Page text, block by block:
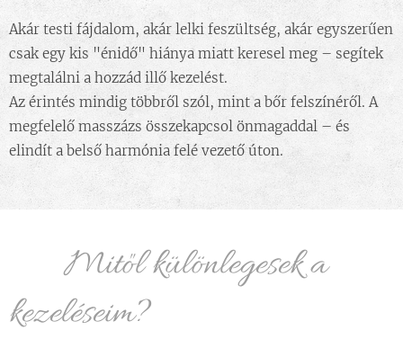
Akár testi fájdalom, akár lelki feszültség, akár egyszerűen
csak egy kis "énidő" hiánya miatt keresel meg – segítek
megtalálni a hozzád illő kezelést.
Az érintés mindig többről szól, mint a bőr felszínéről. A
megfelelő masszázs összekapcsol önmagaddal – és
elindít a belső harmónia felé vezető úton.
🌺 Mitől különlegesek a
kezeléseim?